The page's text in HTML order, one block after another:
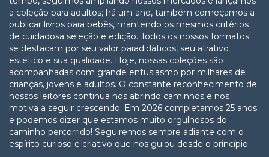
a coleção para adultos; há um ano, também começamos a
publicar livros para bebês, mantendo os mesmos critérios
de cuidadosa seleção e edição. Todos os nossos formatos
se destacam por seu valor paradidáticos, seu atrativo
estético e sua qualidade. Hoje, nossas coleções são
acompanhadas com grande entusiasmo por milhares de
crianças, jovens e adultos. O constante reconhecimento de
nossos leitores continua nos abrindo caminhos e nos
motiva a seguir crescendo. Em 2026 completamos 25 anos
e podemos dizer que estamos muito orgulhosos do
caminho percorrido! Seguiremos sempre adiante com o
espírito curioso e criativo que nos guiou desde o princípio.